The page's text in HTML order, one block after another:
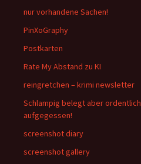
nur vorhandene Sachen!
PinXoGraphy
Postkarten
Rate My Abstand zu KI
reingretchen – krimi newsletter
Schlampig belegt aber ordentlich
aufgegessen!
screenshot diary
screenshot gallery